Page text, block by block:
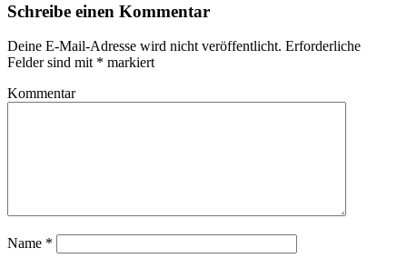
Schreibe einen Kommentar
Deine E-Mail-Adresse wird nicht veröffentlicht. Erforderliche
Felder sind mit * markiert
Kommentar
Name *